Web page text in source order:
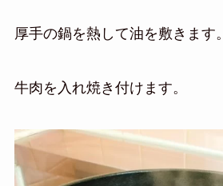
厚手の鍋を熱して油を敷きます。
牛肉を入れ焼き付けます。